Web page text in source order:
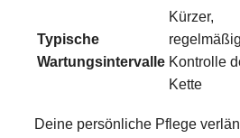
Typische
Wartungsintervalle
Kürzer,
Kontrolle
Kette
Deine persönliche Pflege